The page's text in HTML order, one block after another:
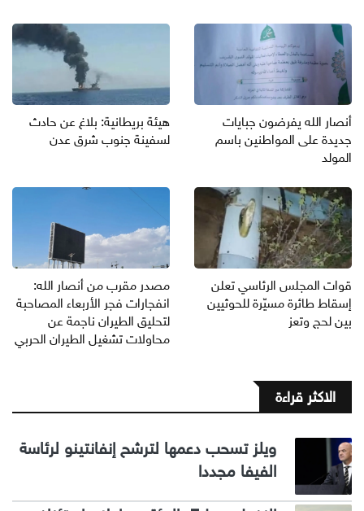
أنصار الله يفرضون جبايات
جديدة على المواطنين باسم
المولد
هيئة بريطانية: بلاغ عن حادث
لسفينة جنوب شرق عدن
قوات المجلس الرئاسي تعلن
إسقاط طائرة مسيّرة للحوثيين
بين لحج وتعز
مصدر مقرب من أنصار الله:
انفجارات فجر الأربعاء المصاحبة
لتحليق الطيران ناجمة عن
محاولات تشغيل الطيران الحربي
الاكثر قراءة
ويلز تسحب دعمها لترشح إنفانتينو لرئاسة
الفيفا مجددا